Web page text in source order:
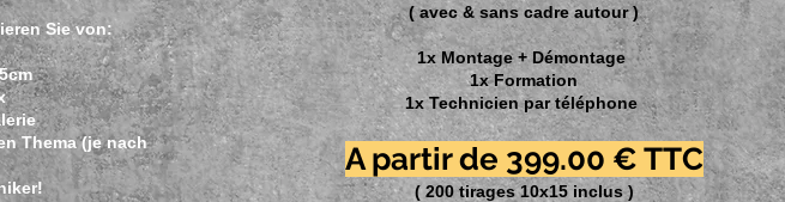
Sie von:
Thema (je nach
( avec & sans cadre autour )
1x Montage+Démontage
1x Formation
1x Technicien par téléphone
A partir de 399.00 € TTC
( 200 tirages 10x15 inclus )